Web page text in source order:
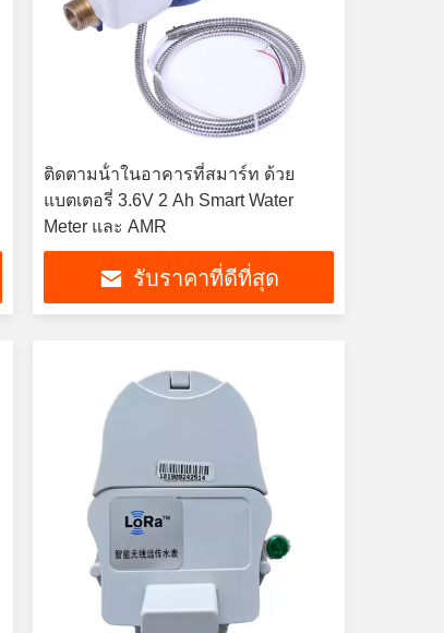
ติดตามน้ําในอาคารที่สมาร์ท ด้วย
แบตเตอรี่ 3.6V 2 Ah Smart Water
Meter และ AMR
รับราคาที่ดีที่สุด